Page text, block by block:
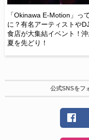
「Okinawa E-Motion」っ
に？有名アーティストや
食店が大集結イベント！
夏を先どり！
公式SNSをフ